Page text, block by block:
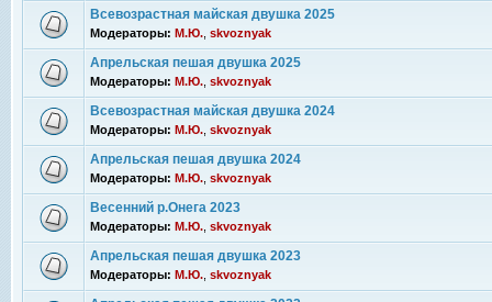
Всевозрастная майская двушка 2025
Модераторы: М.Ю. skvoznyak
Апрельская пешая двушка 2025
Модераторы: М.Ю. skvoznyak
Всевозрастная майская двушка 2024
Модераторы: М.Ю. skvoznyak
Апрельская пешая двушка 2024
Модераторы: М.Ю. skvoznyak
Весенний р.Онега 2023
Модераторы: М.Ю. skvoznyak
Апрельская пешая двушка 2023
Модераторы: М.Ю. skvoznyak